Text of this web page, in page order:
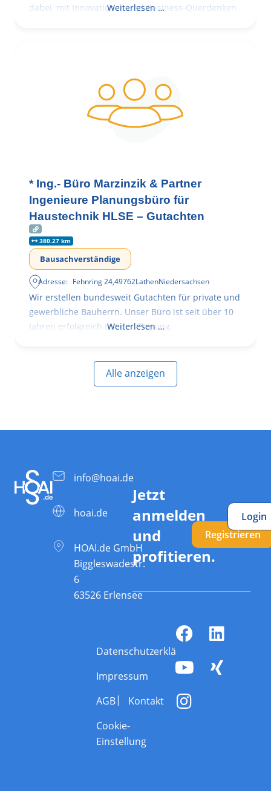
dabei, mit Innovationen und Business-Querdenken
Weiterlesen …
* Ing.- Büro Marzinzik & Partner
Ingenieure Planungsbüro für
Haustechnik HLSE – Gutachten
380.27 km
Bausachverständige
Adresse: Fehnring 24,49762LathenNiedersachsen
Wir erstellen bundesweit Gutachten für private und
gewerbliche Bauherrn. Unser Büro ist seit über 10
Jahren erfolgreich mit der Planung,
Weiterlesen …
Alle anzeigen
info@hoai.de
hoai.de
HOAI.de GmbH
Biggleswadestr.
6
63526 Erlensee
Jetzt
anmelden
und
profitieren.
Registrieren
Login
Datenschutzerklärung
Impressum
AGB
Kontakt
Cookie-
Einstellung